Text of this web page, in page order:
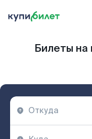
Билеты на